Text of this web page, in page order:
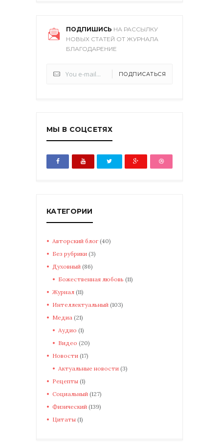
ПОДПИШИСЬ НА РАССЫЛКУ
НОВЫХ СТАТЕЙ ОТ ЖУРНАЛА
БЛАГОДАРЕНИЕ
ПОДПИСАТЬСЯ
МЫ В СОЦСЕТЯХ
КАТЕГОРИИ
Авторский блог (40)
Без рубрики (3)
Духовный (86)
Божественная любовь (11)
Журнал (11)
Интеллектуальный (103)
Медиа (21)
Аудио (1)
Видео (20)
Новости (17)
Актуальные новости (3)
Рецепты (1)
Социальный (127)
Физический (139)
Цитаты (1)